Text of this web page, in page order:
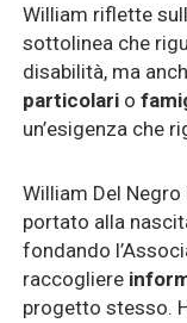
William riflette
sottolinea che
disabilità, ma
particolari o
un’esigenza che
William Del
portato alla
fondando
raccogliere
progetto stesso.